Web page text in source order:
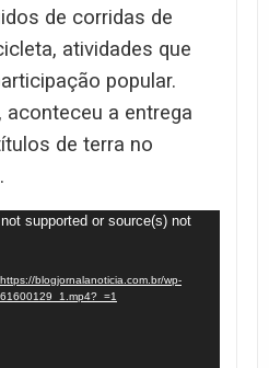
de corridas de
atividades que
popular.
aconteceu a entrega
de terra no
supported or source(s) not
blogjornalanoticia.com.br/wp-